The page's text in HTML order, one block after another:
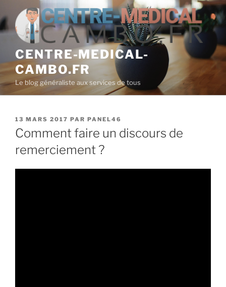
au
contenu
principal
CENTRE-MEDICAL-
CAMBO.FR
Le blog généraliste aux services de tous
PUBLIÉ
LE
13 MARS 2017 PAR PANEL46
Comment faire un discours de
remerciement ?